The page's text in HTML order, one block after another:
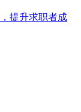
提升求职者成